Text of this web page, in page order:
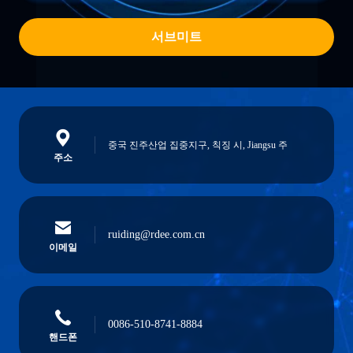
서브미트
주소
중국 진주산업 집중지구, 칙징 시, Jiangsu 주
이메일
ruiding@rdee.com.cn
핸드폰
0086-510-8741-8884